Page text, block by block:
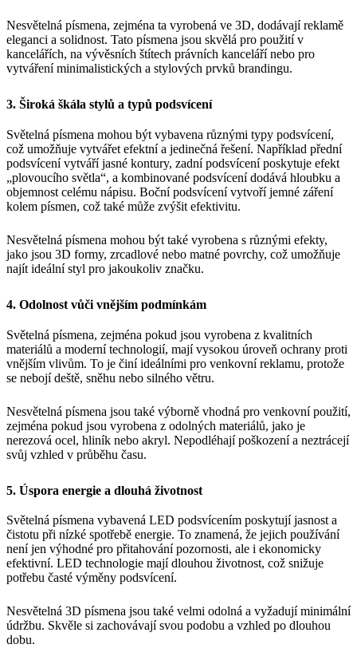
Nesvětelná písmena, zejména ta vyrobená ve 3D, dodávají reklamě
eleganci a solidnost. Tato písmena jsou skvělá pro použití v
kancelářích, na vývěsních štítech právních kanceláří nebo pro
vytváření minimalistických a stylových prvků brandingu.
3. Široká škála stylů a typů podsvícení
Světelná písmena mohou být vybavena různými typy podsvícení,
což umožňuje vytvářet efektní a jedinečná řešení. Například přední
podsvícení vytváří jasné kontury, zadní podsvícení poskytuje efekt
„plovoucího světla“, a kombinované podsvícení dodává hloubku a
objemnost celému nápisu. Boční podsvícení vytvoří jemné záření
kolem písmen, což také může zvýšit efektivitu.
Nesvětelná písmena mohou být také vyrobena s různými efekty,
jako jsou 3D formy, zrcadlové nebo matné povrchy, což umožňuje
najít ideální styl pro jakoukoliv značku.
4. Odolnost vůči vnějším podmínkám
Světelná písmena, zejména pokud jsou vyrobena z kvalitních
materiálů a moderní technologií, mají vysokou úroveň ochrany proti
vnějším vlivům. To je činí ideálními pro venkovní reklamu, protože
se nebojí deště, sněhu nebo silného větru.
Nesvětelná písmena jsou také výborně vhodná pro venkovní použití,
zejména pokud jsou vyrobena z odolných materiálů, jako je
nerezová ocel, hliník nebo akryl. Nepodléhají poškození a neztrácejí
svůj vzhled v průběhu času.
5. Úspora energie a dlouhá životnost
Světelná písmena vybavená LED podsvícením poskytují jasnost a
čistotu při nízké spotřebě energie. To znamená, že jejich používání
není jen výhodné pro přitahování pozornosti, ale i ekonomicky
efektivní. LED technologie mají dlouhou životnost, což snižuje
potřebu časté výměny podsvícení.
Nesvětelná 3D písmena jsou také velmi odolná a vyžadují minimální
údržbu. Skvěle si zachovávají svou podobu a vzhled po dlouhou
dobu.